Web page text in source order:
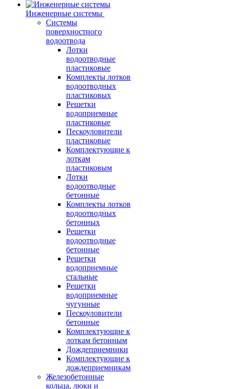
Инженерные системы
Системы
поверхностного
водоотвода
Лотки
водоотводные
пластиковые
Комплекты лотков
водоотводных
пластиковых
Решетки
водоприемные
пластиковые
Пескоуловители
пластиковые
Комплектующие к
лоткам
пластиковым
Лотки
водоотводные
бетонные
Комплекты лотков
водоотводных
бетонных
Решетки
водоотводные
бетонные
Решетки
водоприемные
стальные
Решетки
водоприемные
чугунные
Пескоуловители
бетонные
Комплектующие к
лоткам бетонным
Дождеприемники
Комплектующие к
дождеприемникам
Железобетонные
кольца, люки и